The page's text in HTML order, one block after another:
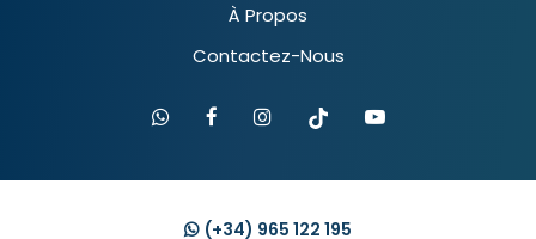
À Propos
Contactez-Nous
(+34) 965 122 195